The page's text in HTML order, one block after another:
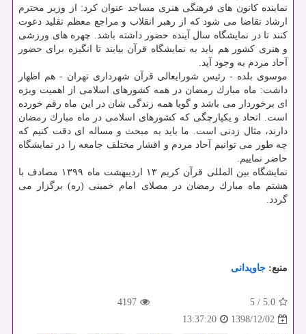
نماینده كانون های فرهنگی هنری مساجد عنوان كرد: از وزیر محترم
ارشاد تقاضا می شود كه از رهبر انقلاب و مراجع معظم تقلید دعوت
كنند تا در نمایشگاه سال آینده حضور داشته باشد. چهره های ورزشی
و هنری كشور هم باید به نمایشگاه قرآن بیایند تا انگیزه برای حضور
آحاد مردم به وجود آید.
موسوی بلده - رئیس شورایعالی قرآن شهرداری تهران - هم اظهار
داشت: ماه مبارك رمضان در همه كشورهای اسلامی از اهمیت ویژه
ای برخوردار می باشد و گویا همه زندگی شان در این ماه رقم خورده
است. اتحاد و یكپارچگی كه كشورهای اسلامی در ماه مبارك رمضان
دارند، مثال زدنی است. ما باید به مبحث و مساله ای دقت كنیم كه
چه طور می توانیم آحاد مردم و اقشار مختلف جامعه را در نمایشگاه
حاضر نماییم.
نمایشگاه بین المللی قرآن كریم ۱۳ اردیبهشت ماه ۱۳۹۹ مصادف با
هشتم ماه مبارك رمضان در مصلای امام خمینی (ره) برگزار می
گردد.
منبع: جاویدانی
5.0
/
5
4197
1398/12/02
13:37:20